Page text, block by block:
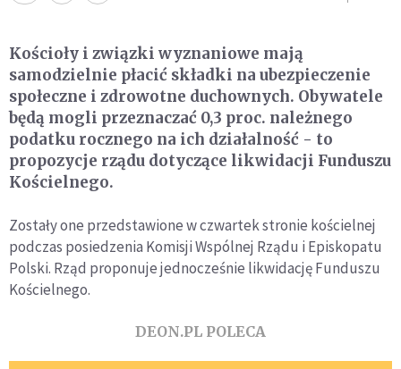
Kościoły i związki wyznaniowe mają
samodzielnie płacić składki na ubezpieczenie
społeczne i zdrowotne duchownych. Obywatele
będą mogli przeznaczać 0,3 proc. należnego
podatku rocznego na ich działalność - to
propozycje rządu dotyczące likwidacji Funduszu
Kościelnego.
Zostały one przedstawione w czwartek stronie kościelnej
podczas posiedzenia Komisji Wspólnej Rządu i Episkopatu
Polski. Rząd proponuje jednocześnie likwidację Funduszu
Kościelnego.
DEON.PL POLECA